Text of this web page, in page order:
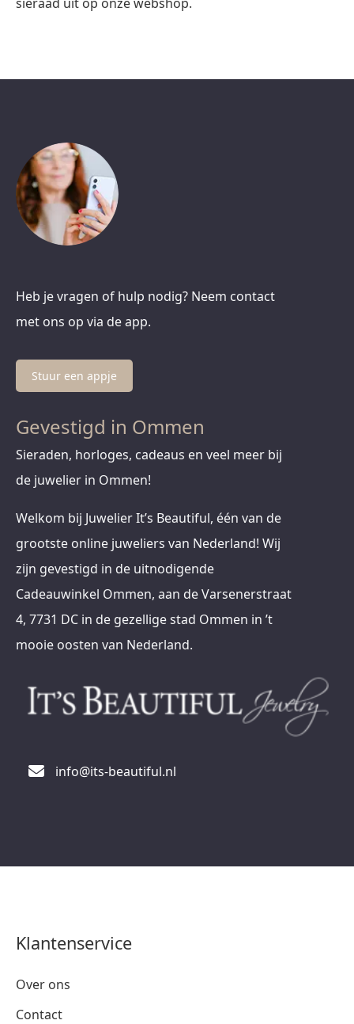
Heb je vragen of hulp nodig? Neem contact
met ons op via de app.
Stuur een appje
Gevestigd in Ommen
Sieraden, horloges, cadeaus en veel meer bij
de juwelier in Ommen!
Welkom bij Juwelier It’s Beautiful, één van de
grootste online juweliers van Nederland! Wij
zijn gevestigd in de uitnodigende
Cadeauwinkel Ommen, aan de Varsenerstraat
4, 7731 DC in de gezellige stad Ommen in ’t
mooie oosten van Nederland.
info@its-beautiful.nl
Klantenservice
Over ons
Contact